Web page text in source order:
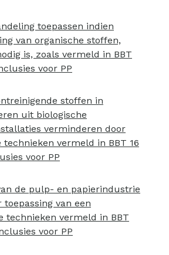
toepassen indien
van organische stoffen,
is, zoals vermeld in BBT
voor PP
stoffen in
uit biologische
verminderen door
technieken vermeld in BBT 16
voor PP
de pulp- en papierindustrie
van een
technieken vermeld in BBT
voor PP